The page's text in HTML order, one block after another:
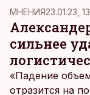
однако перед
горячиться с
MНЕНИЯ23.01.23,
сильнее
«Падение
отразится на